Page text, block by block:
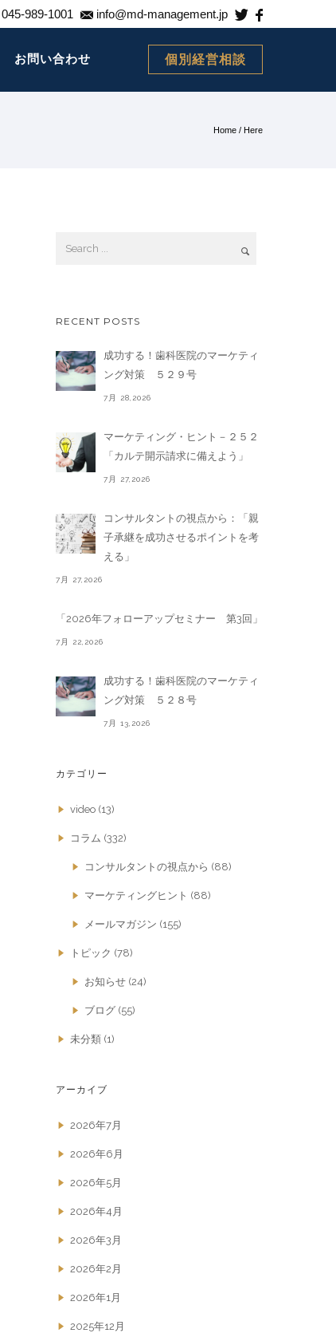
045-989-1001 info@md-management.jp
個別経営相談
お問い合わせ
Home / Here
RECENT POSTS
成功する！歯科医院のマーケティ
ング対策 ５２９号
7月 28,2026
マーケティング・ヒント－２５２
「カルテ開示請求に備えよう」
7月 27,2026
コンサルタントの視点から：「親
子承継を成功させるポイントを考
える」
7月 27,2026
「2026年フォローアップセミナー 第3回」
7月 22,2026
成功する！歯科医院のマーケティ
ング対策 ５２８号
7月 13,2026
カテゴリー
video (13)
コラム (332)
コンサルタントの視点から (88)
マーケティングヒント (88)
メールマガジン (155)
トピック (78)
お知らせ (24)
ブログ (55)
未分類 (1)
アーカイブ
2026年7月
2026年6月
2026年5月
2026年4月
2026年3月
2026年2月
2026年1月
2025年12月